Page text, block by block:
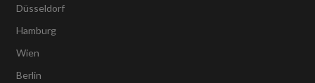
Düsseldorf
Hamburg
Wien
Berlin